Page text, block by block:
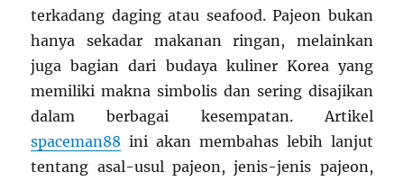
terkadang daging atau seafood. Pajeon bukan
hanya sekadar makanan ringan, melainkan
juga bagian dari budaya kuliner Korea yang
memiliki makna simbolis dan sering disajikan
dalam berbagai kesempatan. Artikel
spaceman88 ini akan membahas lebih lanjut
tentang asal-usul pajeon, jenis-jenis pajeon,